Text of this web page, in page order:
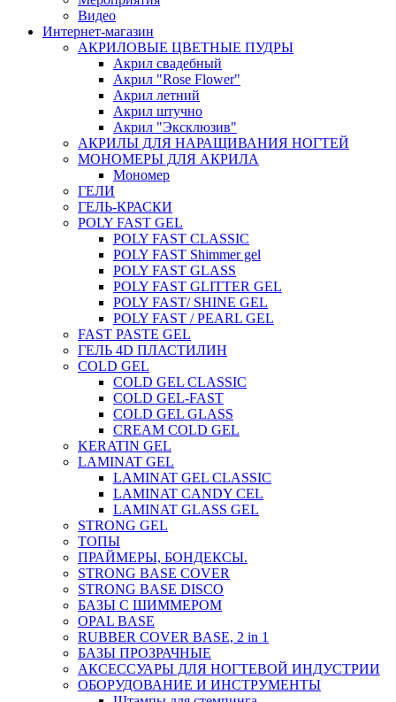
Видео
Интернет-магазин
АКРИЛОВЫЕ ЦВЕТНЫЕ ПУДРЫ
Акрил свадебный
Акрил "Rose Flower"
Акрил летний
Акрил штучно
Акрил "Эксклюзив"
АКРИЛЫ ДЛЯ НАРАЩИВАНИЯ НОГТЕЙ
МОНОМЕРЫ ДЛЯ АКРИЛА
Мономер
ГЕЛИ
ГЕЛЬ-КРАСКИ
POLY FAST GEL
POLY FAST CLASSIC
POLY FAST Shimmer gel
POLY FAST GLASS
POLY FAST GLITTER GEL
POLY FAST/ SHINE GEL
POLY FAST / PEARL GEL
FAST PASTE GEL
ГЕЛЬ 4D ПЛАСТИЛИН
COLD GEL
COLD GEL CLASSIC
COLD GEL-FAST
COLD GEL GLASS
CREAM COLD GEL
KERATIN GEL
LAMINAT GEL
LAMINAT GEL CLASSIС
LAMINAT CANDY CEL
LAMINAT GLASS GEL
STRONG GEL
ТОПЫ
ПРАЙМЕРЫ, БОНДЕКСЫ.
STRONG BASE COVER
STRONG BASE DISCO
БАЗЫ С ШИММЕРОМ
OPAL BASE
RUBBER COVER BASE, 2 in 1
БАЗЫ ПРОЗРАЧНЫЕ
АКСЕССУАРЫ ДЛЯ НОГТЕВОЙ ИНДУСТРИИ
ОБОРУДОВАНИЕ И ИНСТРУМЕНТЫ